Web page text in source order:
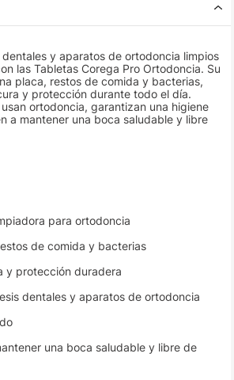
y aparatos de ortodoncia limpios
las Tabletas Corega Pro Ortodoncia. Su
placa, restos de comida y bacterias,
y protección durante todo el día.
ortodoncia, garantizan una higiene
a mantener una boca saludable y libre
para ortodoncia
de comida y bacterias
y protección duradera
dentales y aparatos de ortodoncia
una boca saludable y libre de